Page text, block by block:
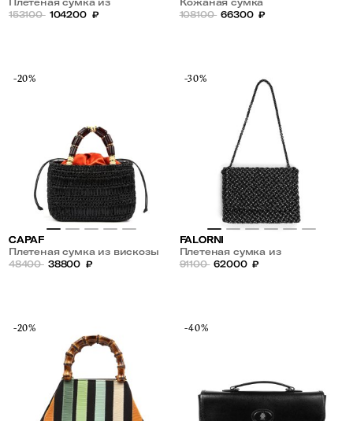
натуральной кожи
153100 104200 ₽
108100 66300 ₽
-20%
CAPAF
Плетеная сумка из вискозы
48400 38800 ₽
-30%
FALORNI
Плетеная сумка из
натуральной кожи со
91100 62000 ₽
-20% -40%